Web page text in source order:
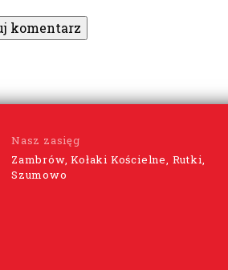
Nasz zasięg
Zambrów, Kołaki Kościelne, Rutki,
Szumowo